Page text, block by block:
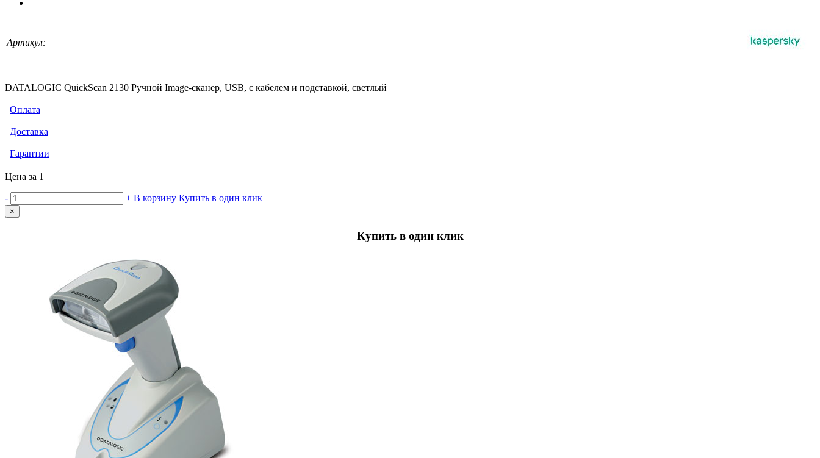
Артикул:
DATALOGIC QuickScan 2130 Ручной Image-сканер, USB, с кабелем и подставкой, светлый
Оплата
Доставка
Гарантии
Цена за 1
- + В корзину Купить в один клик
×
Купить в один клик